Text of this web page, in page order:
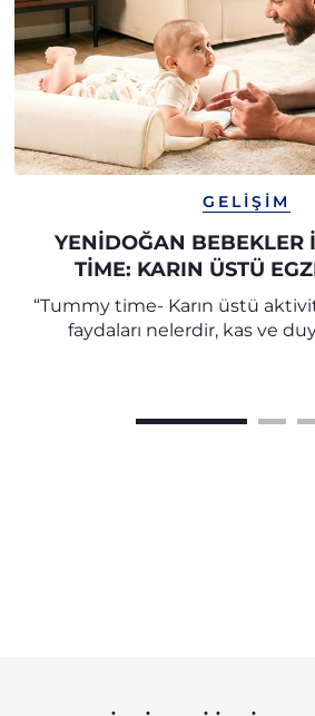
GELIŞIM
YENIDOĞAN BEBEKLER
TIME: KARIN ÜSTÜ
“Tummy time- Karın üstü
faydaları nelerdir, kas ve